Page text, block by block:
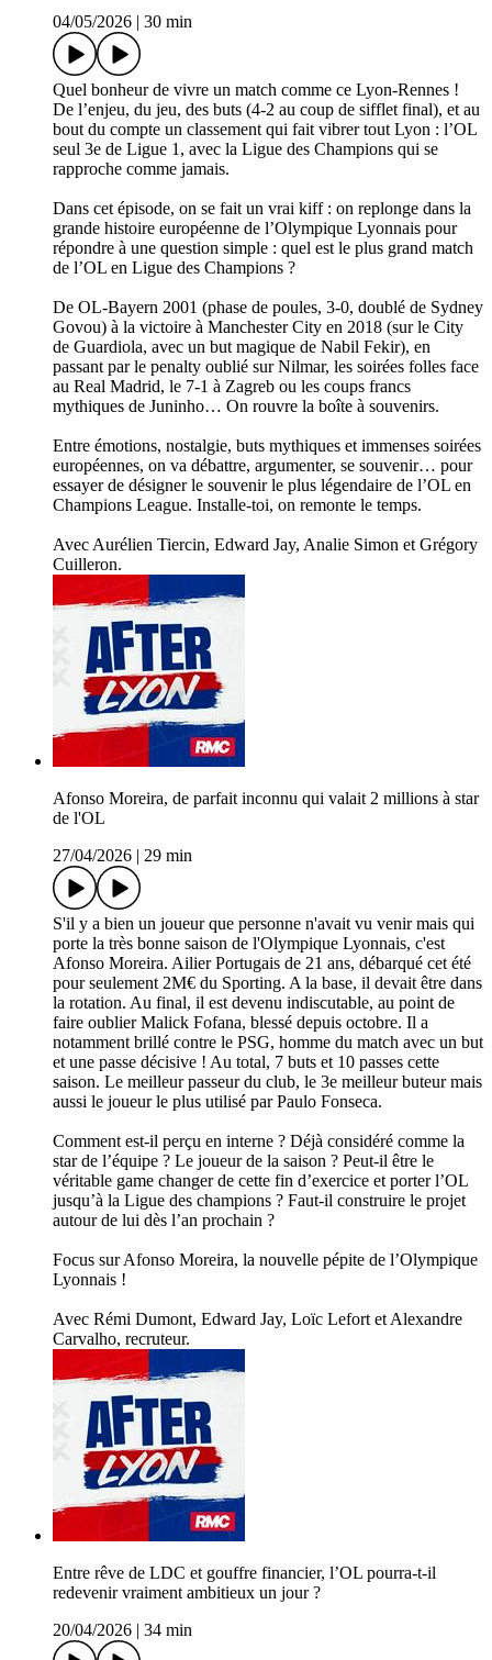
04/05/2026
30 min
Quel bonheur de vivre un match comme ce Lyon-Rennes !
De l’enjeu, du jeu, des buts (4-2 au coup de sifflet final), et au
bout du compte un classement qui fait vibrer tout Lyon : l’OL
seul 3e de Ligue 1, avec la Ligue des Champions qui se
rapproche comme jamais.
Dans cet épisode, on se fait un vrai kiff : on replonge dans la
grande histoire européenne de l’Olympique Lyonnais pour
répondre à une question simple : quel est le plus grand match
de l’OL en Ligue des Champions ?
De OL-Bayern 2001 (phase de poules, 3-0, doublé de Sydney
Govou) à la victoire à Manchester City en 2018 (sur le City
de Guardiola, avec un but magique de Nabil Fekir), en
passant par le penalty oublié sur Nilmar, les soirées folles face
au Real Madrid, le 7-1 à Zagreb ou les coups francs
mythiques de Juninho… On rouvre la boîte à souvenirs.
Entre émotions, nostalgie, buts mythiques et immenses soirées
européennes, on va débattre, argumenter, se souvenir… pour
essayer de désigner le souvenir le plus légendaire de l’OL en
Champions League. Installe-toi, on remonte le temps.
Avec Aurélien Tiercin, Edward Jay, Analie Simon et Grégory
Cuilleron.
Afonso Moreira, de parfait inconnu qui valait 2 millions à star
de l'OL
27/04/2026
29 min
S'il y a bien un joueur que personne n'avait vu venir mais qui
porte la très bonne saison de l'Olympique Lyonnais, c'est
Afonso Moreira. Ailier Portugais de 21 ans, débarqué cet été
pour seulement 2M€ du Sporting. A la base, il devait être dans
la rotation. Au final, il est devenu indiscutable, au point de
faire oublier Malick Fofana, blessé depuis octobre. Il a
notamment brillé contre le PSG, homme du match avec un but
et une passe décisive ! Au total, 7 buts et 10 passes cette
saison. Le meilleur passeur du club, le 3e meilleur buteur mais
aussi le joueur le plus utilisé par Paulo Fonseca.
Comment est-il perçu en interne ? Déjà considéré comme la
star de l’équipe ? Le joueur de la saison ? Peut-il être le
véritable game changer de cette fin d’exercice et porter l’OL
jusqu’à la Ligue des champions ? Faut-il construire le projet
autour de lui dès l’an prochain ?
Focus sur Afonso Moreira, la nouvelle pépite de l’Olympique
Lyonnais !
Avec Rémi Dumont, Edward Jay, Loïc Lefort et Alexandre
Carvalho, recruteur.
Entre rêve de LDC et gouffre financier, l’OL pourra-t-il
redevenir vraiment ambitieux un jour ?
20/04/2026
34 min